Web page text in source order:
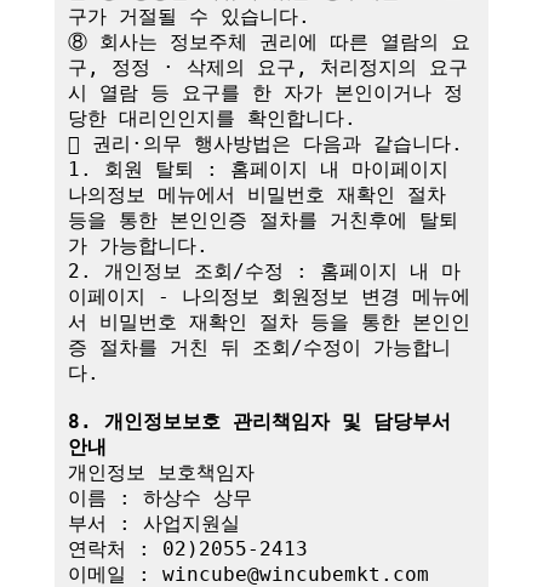
구가 거절될 수 있습니다.
⑧ 회사는 정보주체 권리에 따른 열람의 요
구, 정정 · 삭제의 요구, 처리정지의 요구
시 열람 등 요구를 한 자가 본인이거나 정
당한 대리인인지를 확인합니다.
 권리·의무 행사방법은 다음과 같습니다.
1. 회원 탈퇴 : 홈페이지 내 마이페이지
나의정보 메뉴에서 비밀번호 재확인 절차
등을 통한 본인인증 절차를 거친후에 탈퇴
가 가능합니다.
2. 개인정보 조회/수정 : 홈페이지 내 마
이페이지 - 나의정보 회원정보 변경 메뉴에
서 비밀번호 재확인 절차 등을 통한 본인인
증 절차를 거친 뒤 조회/수정이 가능합니
다.
8. 개인정보보호 관리책임자 및 담당부서
안내
개인정보 보호책임자
이름 : 하상수 상무
부서 : 사업지원실
연락처 : 02)2055-2413
이메일 : wincube@wincubemkt.com